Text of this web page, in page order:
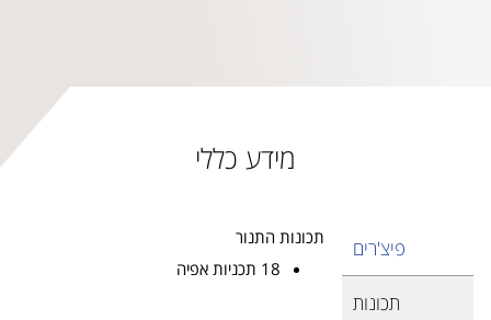
מידע כללי
פיצ'רים
תכונות
תכונות התנור
18 תכניות אפיה